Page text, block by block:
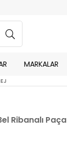
MARKALAR
Ribanalı